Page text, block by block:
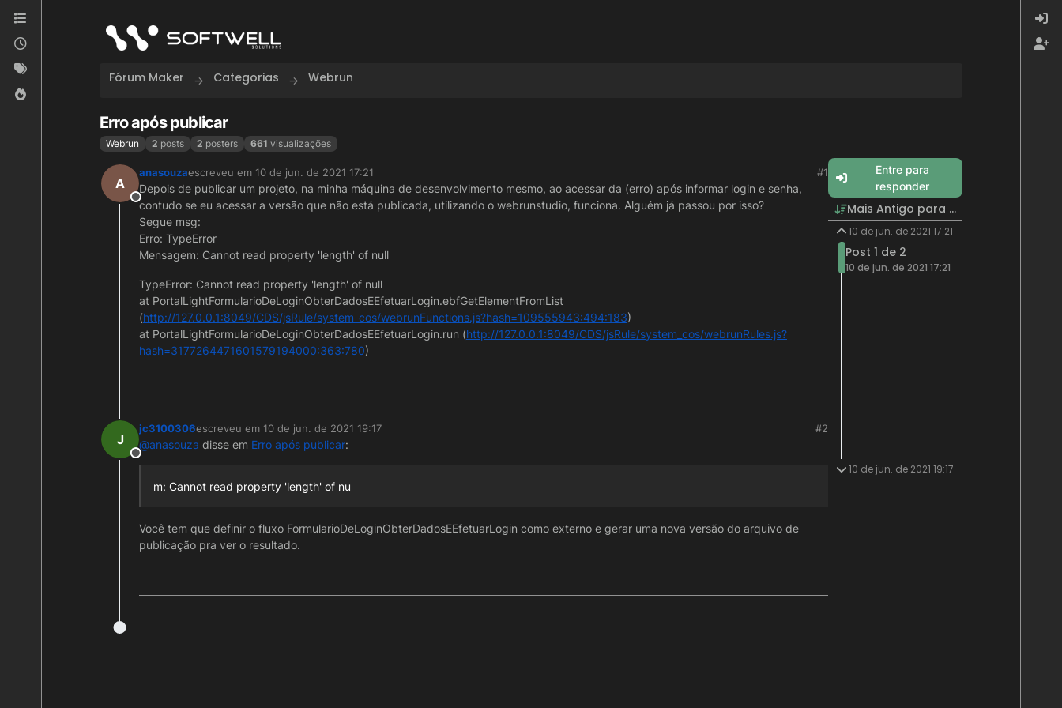
Skip to content
Fórum Maker Categorias Webrun
Erro após publicar
Webrun 2 posts 2 posters 661 visualizações
A
Offline
anasouzaescreveu em 10 de jun. de 2021 17:21
última edição por
#1
Depois de publicar um projeto, na minha máquina de desenvolvimento mesmo, ao acessar da (erro) após informar login e senha,
contudo se eu acessar a versão que não está publicada, utilizando o webrunstudio, funciona. Alguém já passou por isso?
Segue msg:
Erro: TypeError
Mensagem: Cannot read property 'length' of null
TypeError: Cannot read property 'length' of null
at PortalLightFormularioDeLoginObterDadosEEfetuarLogin.ebfGetElementFromList
(http://127.0.0.1:8049/CDS/jsRule/system_cos/webrunFunctions.js?hash=109555943:494:183)
at PortalLightFormularioDeLoginObterDadosEEfetuarLogin.run (http://127.0.0.1:8049/CDS/jsRule/system_cos/webrunRules.js?
hash=3177264471601579194000:363:780)
J
Offline
jc3100306escreveu em 10 de jun. de 2021 19:17
última edição por
#2
@anasouza disse em Erro após publicar:
m: Cannot read property 'length' of nu
Você tem que definir o fluxo FormularioDeLoginObterDadosEEfetuarLogin como externo e gerar uma nova versão do arquivo de
publicação pra ver o resultado.
Entre para
responder
Mais Antigo para Mais Recente
10 de jun. de 2021 17:21
Post 1 de 2
10 de jun. de 2021 17:21
10 de jun. de 2021 19:17